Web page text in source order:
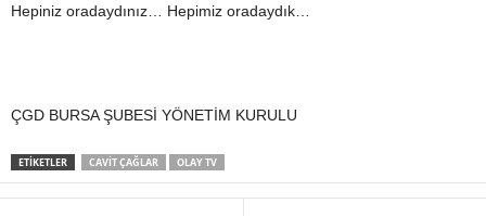
Hepiniz oradaydınız… Hepimiz oradaydık…
ÇGD BURSA ŞUBESİ YÖNETİM KURULU
ETIKETLER CAVIT ÇAĞLAR OLAY TV